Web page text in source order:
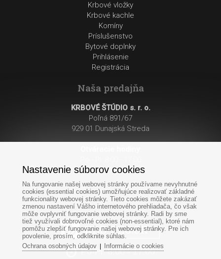
Krbové vložky
Krbové kachle
Komíny
Príslušenstvo
Bytové doplnky
Prihlásenie
Registrácia
Naša predajňa
KRBOVÉ ŠTÚDIO s. r. o.
Poľná 891/67
929 01 Dunajská Streda
So: 8:00 - 12:00
Po-Pi: 8:00 - 17:00
Nastavenie súborov cookies
Na fungovanie našej webovej stránky používame nevyhnutné
cookies (essential cookies) umožňujúce realizovať základné
funkcionality webovej stránky. Tieto cookies môžete zakázať
zmenou nastavení Vášho internetového prehliadača, čo však
môže ovplyvniť fungovanie webovej stránky. Radi by sme
tiež využívali dobrovoľné cookies (non-essential), ktoré nám
pomôžu zlepšiť fungovanie našej webovej stránky. Pre ich
povolenie, prosím, odkliknite súhlas.
Ochrana osobných údajov| Informácie o cookies